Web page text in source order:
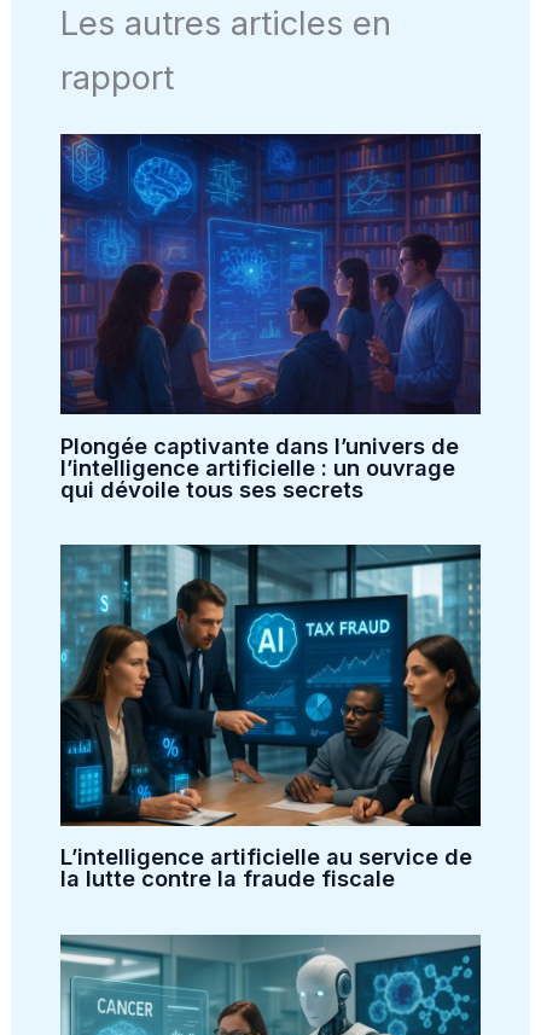
Les autres articles en
rapport
Plongée captivante dans l’univers de
l’intelligence artificielle : un ouvrage
qui dévoile tous ses secrets
L’intelligence artificielle au service de
la lutte contre la fraude fiscale